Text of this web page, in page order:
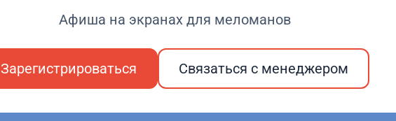
Афиша на экранах для меломанов
Зарегистрироваться Связаться с менеджером